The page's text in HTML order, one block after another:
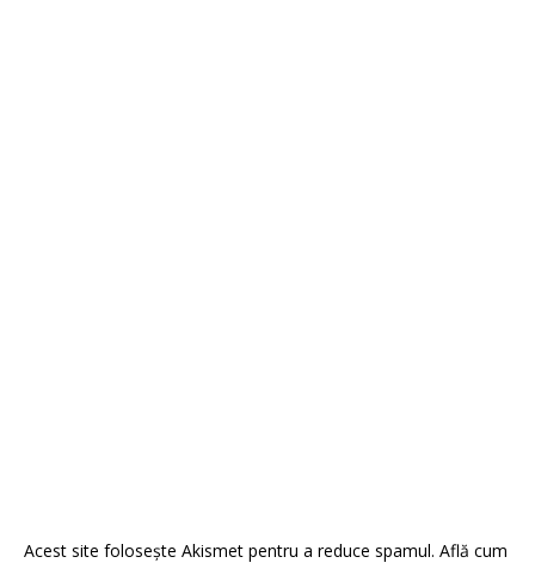
Acest site folosește Akismet pentru a reduce spamul. Află cum